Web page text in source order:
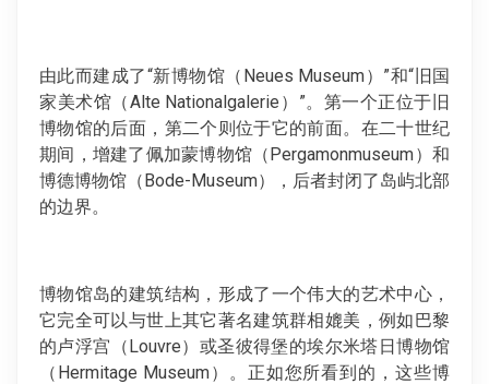
由此而建成了“新博物馆（Neues Museum）”和“旧国
家美术馆（Alte Nationalgalerie）”。第一个正位于旧
博物馆的后面，第二个则位于它的前面。在二十世纪
期间，增建了佩加蒙博物馆（Pergamonmuseum）和
博德博物馆（Bode-Museum），后者封闭了岛屿北部
的边界。
博物馆岛的建筑结构，形成了一个伟大的艺术中心，
它完全可以与世上其它著名建筑群相媲美，例如巴黎
的卢浮宫（Louvre）或圣彼得堡的埃尔米塔日博物馆
（Hermitage Museum）。正如您所看到的，这些博